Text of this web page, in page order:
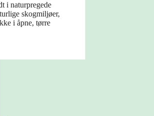
i naturpregede
skogmiljøer,
i åpne, tørre